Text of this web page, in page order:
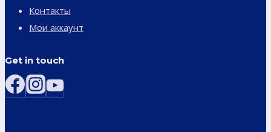
Контакты
Мои аккаунт
Get in touch